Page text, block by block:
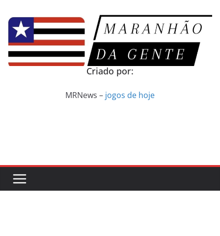
para
conteúdo
Criado por:
MRNews – jogos de hoje